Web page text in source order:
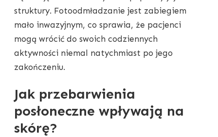
struktury. Fotoodmładzanie jest zabiegiem
mało inwazyjnym, co sprawia, że pacjenci
mogą wrócić do swoich codziennych
aktywności niemal natychmiast po jego
zakończeniu.
Jak przebarwienia
posłoneczne wpływają na
skórę?